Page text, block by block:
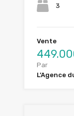
3
Vente
Par
L’Agence